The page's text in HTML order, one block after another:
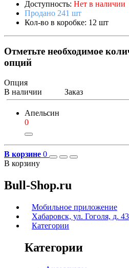
Доступность: Нет в наличии
Продано 241 шт
Кол-во в коробке: 12 шт
Отметьте необходимое
опций
Опция
В наличии
Заказ
Апельсин
0
В корзине 0
В корзину
Bull-Shop.ru
Мобильное приложение
Хабаровск, ул. Гоголя, д. 43
Категории
Категории